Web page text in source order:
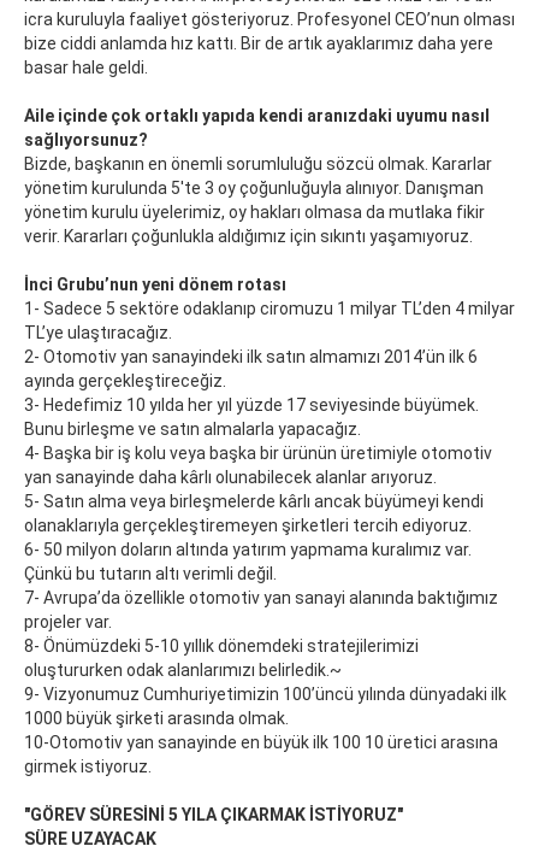
icra kuruluyla faaliyet gösteriyoruz. Profesyonel CEO’nun olması
bize ciddi anlamda hız kattı. Bir de artık ayaklarımız daha yere
basar hale geldi.
Aile içinde çok ortaklı yapıda kendi aranızdaki uyumu nasıl
sağlıyorsunuz?
Bizde, başkanın en önemli sorumluluğu sözcü olmak. Kararlar
yönetim kurulunda 5'te 3 oy çoğunluğuyla alınıyor. Danışman
yönetim kurulu üyelerimiz, oy hakları olmasa da mutlaka fikir
verir. Kararları çoğunlukla aldığımız için sıkıntı yaşamıyoruz.
İnci Grubu’nun yeni dönem rotası
1- Sadece 5 sektöre odaklanıp ciromuzu 1 milyar TL’den 4 milyar
TL’ye ulaştıracağız.
2- Otomotiv yan sanayindeki ilk satın almamızı 2014’ün ilk 6
ayında gerçekleştireceğiz.
3- Hedefimiz 10 yılda her yıl yüzde 17 seviyesinde büyümek.
Bunu birleşme ve satın almalarla yapacağız.
4- Başka bir iş kolu veya başka bir ürünün üretimiyle otomotiv
yan sanayinde daha kârlı olunabilecek alanlar arıyoruz.
5- Satın alma veya birleşmelerde kârlı ancak büyümeyi kendi
olanaklarıyla gerçekleştiremeyen şirketleri tercih ediyoruz.
6- 50 milyon doların altında yatırım yapmama kuralımız var.
Çünkü bu tutarın altı verimli değil.
7- Avrupa’da özellikle otomotiv yan sanayi alanında baktığımız
projeler var.
8- Önümüzdeki 5-10 yıllık dönemdeki stratejilerimizi
oluştururken odak alanlarımızı belirledik.~
9- Vizyonumuz Cumhuriyetimizin 100’üncü yılında dünyadaki ilk
1000 büyük şirketi arasında olmak.
10-Otomotiv yan sanayinde en büyük ilk 100 10 üretici arasına
girmek istiyoruz.
"GÖREV SÜRESİNİ 5 YILA ÇIKARMAK İSTİYORUZ"
SÜRE UZAYACAK